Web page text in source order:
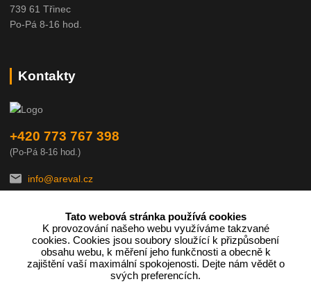
739 61 Třinec
Po-Pá 8-16 hod.
Kontakty
+420 773 767 398
(Po-Pá 8-16 hod.)
info@areval.cz
Podle zákona o evidenci tržeb je prodávající povinen vystavit
Tato webová stránka používá cookies
K provozování našeho webu využíváme takzvané
cookies. Cookies jsou soubory sloužící k přizpůsobení
obsahu webu, k měření jeho funkčnosti a obecně k
zajištění vaší maximální spokojenosti. Dejte nám vědět o
svých preferencích.